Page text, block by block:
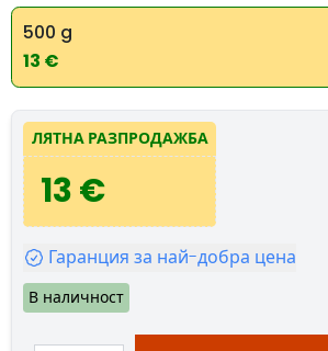
500 g
13 €
ЛЯТНА РАЗПРОДАЖБА
13 €
Гаранция за най-добра цена
В наличност